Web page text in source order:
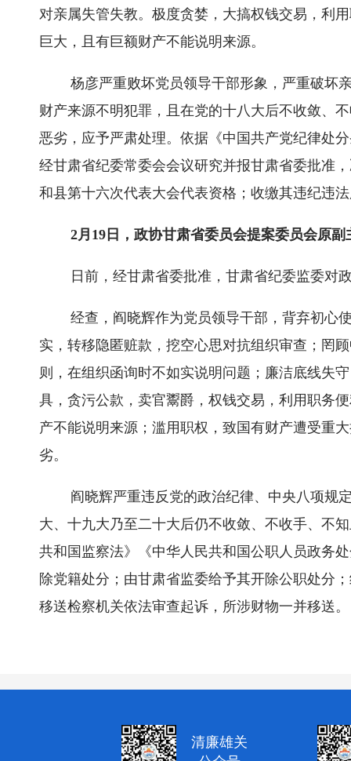
对亲属失管失教。极度贪婪，大搞权钱交易，利
巨大，且有巨额财产不能说明来源。
杨彦严重败坏党员领导干部形象，严重破坏
财产来源不明犯罪，且在党的十八大后不收敛、
恶劣，应予严肃处理。依据《中国共产党纪律处
经甘肃省纪委常委会会议研究并报甘肃省委批准
和县第十六次代表大会代表资格；收缴其违纪违
2月19日，政协甘肃省委员会提案委员会原
日前，经甘肃省委批准，甘肃省纪委监委对
经查，阎晓辉作为党员领导干部，背弃初心
实，转移隐匿赃款，挖空心思对抗组织审查；罔
则，在组织函询时不如实说明问题；廉洁底线失
具，贪污公款，卖官鬻爵，权钱交易，利用职务
产不能说明来源；滥用职权，致国有财产遭受重
劣。
阎晓辉严重违反党的政治纪律、中央八项规
大、十九大乃至二十大后仍不收敛、不收手、不
共和国监察法》《中华人民共和国公职人员政务
除党籍处分；由甘肃省监委给予其开除公职处分
移送检察机关依法审查起诉，所涉财物一并移送。
清廉雄关